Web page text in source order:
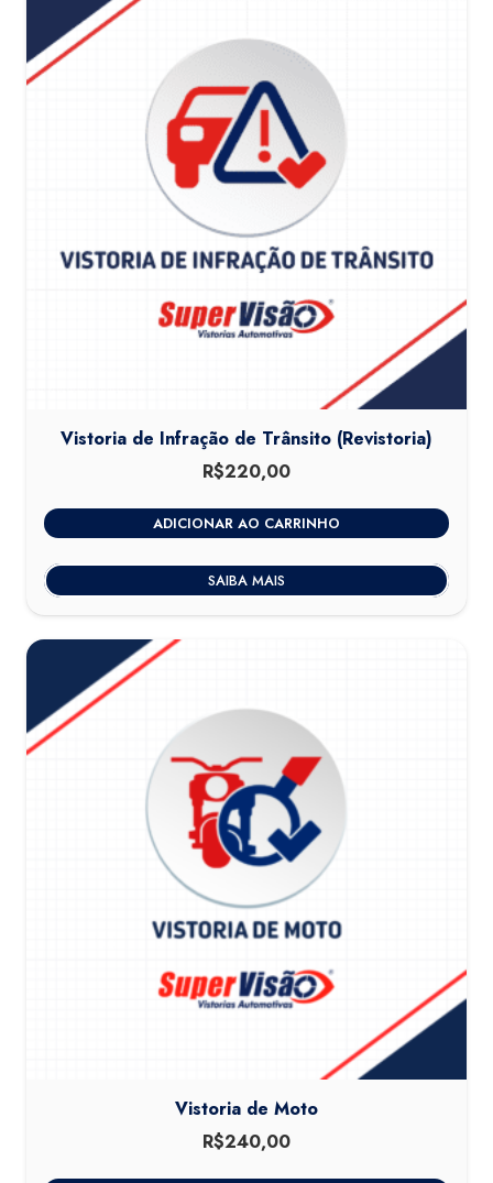
Vistoria de Infração de Trânsito (Revistoria)
R$220,00
ADICIONAR AO CARRINHO
SAIBA MAIS
Vistoria de Moto
R$240,00